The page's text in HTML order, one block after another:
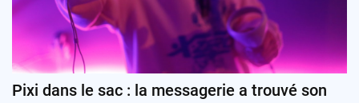
Pixi dans le sac : la messagerie a trouvé son